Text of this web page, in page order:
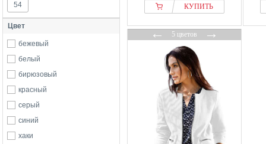
54
Цвет
бежевый
белый
бирюзовый
красный
серый
синий
хаки
КУПИТЬ
←5 цветов→